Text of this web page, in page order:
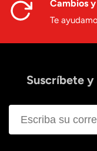
Cambios
Te
Suscríbete